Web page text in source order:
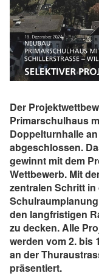
Der
Primarschulhaus
Doppelturnhalle
abgeschlossen.
gewinnt mit dem
Wettbewerb. Mit
zentralen Schritt
den langfristigen
zu decken. Alle
werden vom 2. bis
an der
präsentiert.